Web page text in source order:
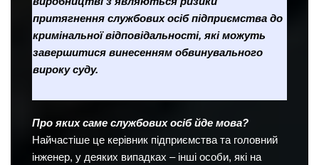
притягнення службових осіб підприємства до
кримінальної відповідальності, які можуть
завершитися винесенням обвинувального
вироку суду.
Про яких саме службових осіб йде мова?
Найчастіше це керівник підприємства та головний
інженер, у деяких випадках – інші особи, які на